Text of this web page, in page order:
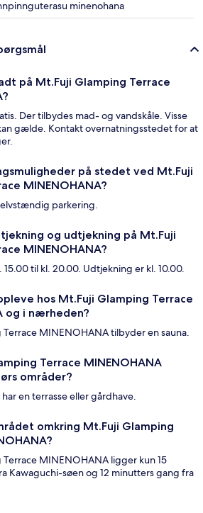
minenohana
på Mt.Fuji Glamping Terrace
Der tilbydes mad- og vandskåle. Visse
gælde. Kontakt overnatningsstedet for at
på stedet ved Mt.Fuji
MINENOHANA?
parkering.
og udtjekning på Mt.Fuji
MINENOHANA?
til kl. 20.00. Udtjekning er kl. 10.00.
hos Mt.Fuji Glamping Terrace
og i nærheden?
MINENOHANA tilbyder en sauna.
Terrace MINENOHANA
områder?
en terrasse eller gårdhave.
omkring Mt.Fuji Glamping
MINENOHANA ligger kun 15
Kawaguchi-søen og 12 minutters gang fra